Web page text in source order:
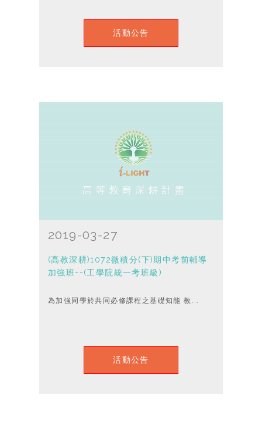
活動公告
2019-03-27
(高教深耕)1072微積分(下)期中考前輔導
加強班--(工學院統一考班級)
為加強同學於共同必修課程之基礎知能 教...
活動公告